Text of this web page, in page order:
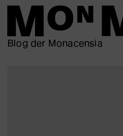
Blog der Monacensia